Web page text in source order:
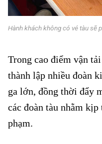
Hành khách không có vé tàu sẽ
Trong cao điểm vận
thành lập nhiều đoàn
ga lớn, đồng thời đẩy
các đoàn tàu nhằm
phạm.